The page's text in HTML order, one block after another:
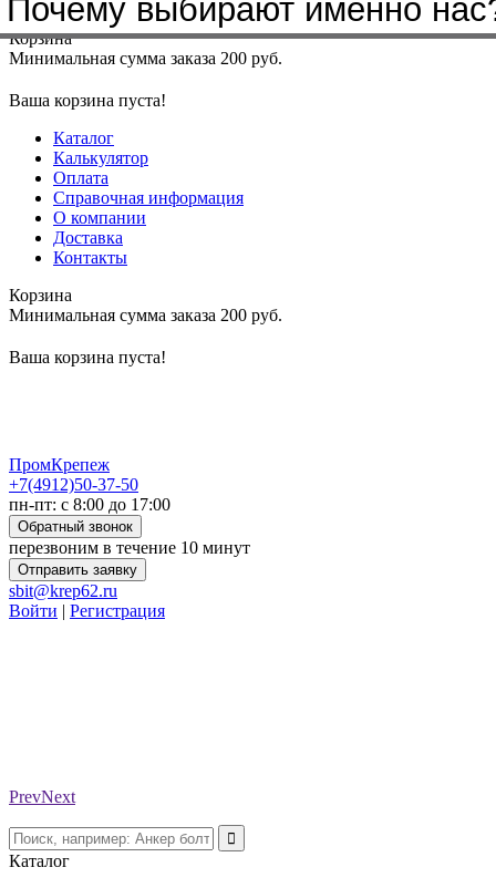
Меню+7(4912)50-37-50sbit@krep62.ru
Корзина
Минимальная сумма заказа 200 руб.
Ваша корзина пуста!
Каталог
Калькулятор
Оплата
Справочная информация
О компании
Доставка
Контакты
Корзина
Минимальная сумма заказа 200 руб.
Ваша корзина пуста!
ПромКрепеж
+7(4912)50-37-50
пн-пт: с 8:00 до 17:00
Обратный звонок
перезвоним в течение 10 минут
Отправить заявку
sbit@krep62.ru
Войти | Регистрация
PrevNext
Каталог
Почему выбирают именно